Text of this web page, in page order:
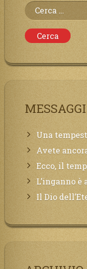
Ricerca
per:
Una tempesta magnetica è in corso,
Avete ancora pochi istanti per convertirvi,
Ecco, il tempo è giunto
L’inganno è alle porte, il disordine
Il Dio dell’Eterno Amore grida tutto